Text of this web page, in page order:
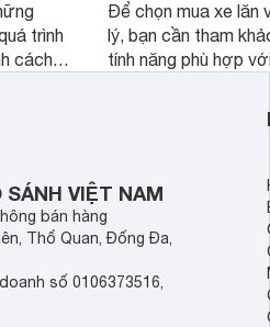
trình
cách
để
đối
dùng
Để chọn mua xe lăn
lý, bạn cần tham
tính năng phù hợp
VIỆT NAM
bán hàng
Thổ Quan, Đống Đa,
số 0106373516,